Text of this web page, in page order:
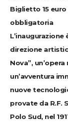
Biglietto 15
obbligatoria
direzione
Nova”,
un’avventura
nuove
provate da R.F.
Polo Sud, nel